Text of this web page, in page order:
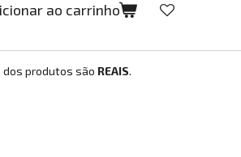
ao carrinho
produtos são REAIS.